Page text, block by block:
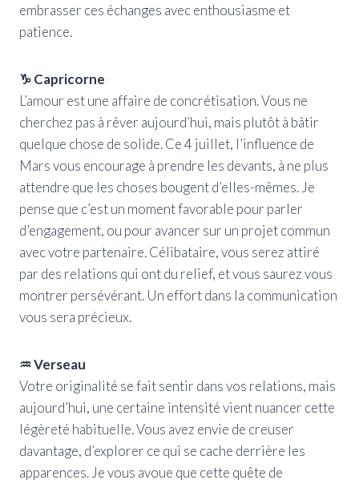
embrasser ces échanges avec enthousiasme et
patience.
♑ Capricorne
L’amour est une affaire de concrétisation. Vous ne
cherchez pas à rêver aujourd’hui, mais plutôt à bâtir
quelque chose de solide. Ce 4 juillet, l’influence de
Mars vous encourage à prendre les devants, à ne plus
attendre que les choses bougent d’elles-mêmes. Je
pense que c’est un moment favorable pour parler
d’engagement, ou pour avancer sur un projet commun
avec votre partenaire. Célibataire, vous serez attiré
par des relations qui ont du relief, et vous saurez vous
montrer persévérant. Un effort dans la communication
vous sera précieux.
♒ Verseau
Votre originalité se fait sentir dans vos relations, mais
aujourd’hui, une certaine intensité vient nuancer cette
légèreté habituelle. Vous avez envie de creuser
davantage, d’explorer ce qui se cache derrière les
apparences. Je vous avoue que cette quête de